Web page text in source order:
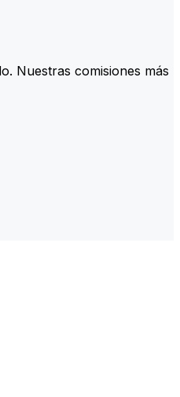
Nuestras comisiones más